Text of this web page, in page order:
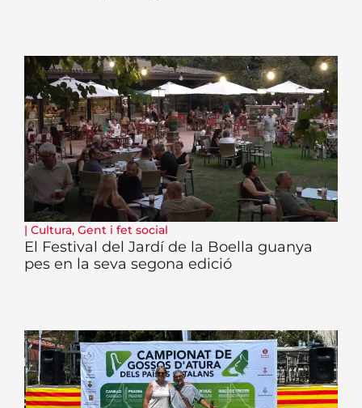
| Cultura, Gent i fet social
El Festival del Jardí de la Boella guanya
pes en la seva segona edició